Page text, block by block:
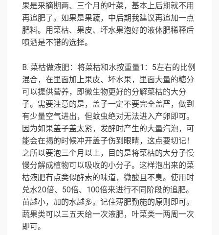
果是采摘期两、三个月的叶菜，基本上后期就不用
再追肥了。如果是果蔬，中后期我建议再追加一点
肥料。用菜枯、果皮、坏水果泡好的液体肥稀释后
喷洒是不错的选择。
B. 菜枯做液肥：将菜枯和水按重量1：5左右的比例
混合，在里面加上果皮、坏水果，里面大量的糖分
可以提供营养，即微生物更好的分解菜枯的大分
子。需要注意的是，盖子一定不要完全盖严，做到
有少量空气进出，但蚊虫绝对无法进入产卵即可。
因为如果盖子盖太紧，发酵时产生的大量汽泡，可
能会在揭的时候冲开盖子伤到眼睛，这点要切记！
之所以要泡三个月以上，目的是将菜枯的大分子慢
慢分解成植物可以吸收的小分子。这样泡出来的菜
枯液肥有点类似酵素的味道，微酸且不臭。使用时
兑水20倍、50倍、100倍来进行不同阶段的追肥。
苗越小，加的水越多。记住薄肥勤施的原则即可。
蔬果类可以三五天给一次液肥，叶菜类一两周一次
即可。